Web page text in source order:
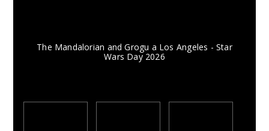
The Mandalorian and Grogu a Los Angeles - Star
Wars Day 2026